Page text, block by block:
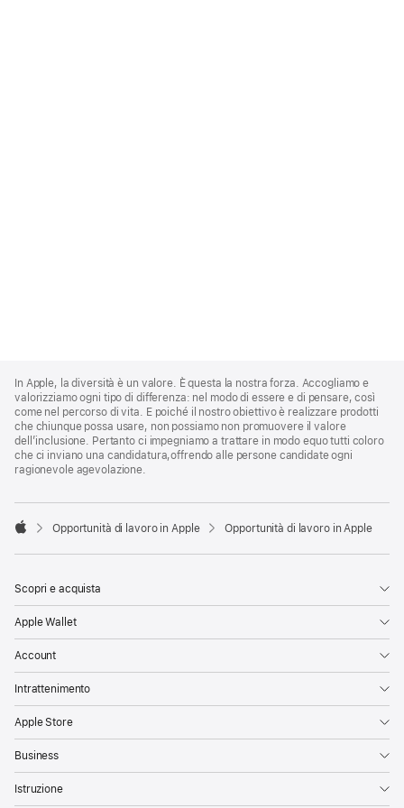
Footer
In Apple, la diversità è un valore. È questa la nostra forza. Accogliamo e
valorizziamo ogni tipo di differenza: nel modo di essere e di pensare, così
come nel percorso di vita. E poiché il nostro obiettivo è realizzare prodotti
che chiunque possa usare, non possiamo non promuovere il valore
dell’inclusione. Pertanto ci impegniamo a trattare in modo equo tutti coloro
che ci inviano una candidatura,offrendo alle persone candidate ogni
ragionevole agevolazione.

Opportunità di lavoro in Apple Opportunità di lavoro in Apple
Scopri e acquista
Apple Wallet
Account
Intrattenimento
Apple Store
Business
Istruzione